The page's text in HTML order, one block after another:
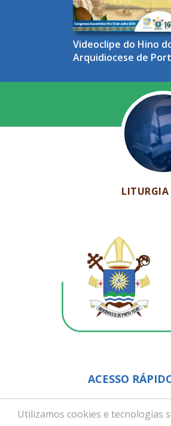
Utilizamos cookies e tecnologias
Videoclipe do Hino
Arquidiocese de
ACESSO